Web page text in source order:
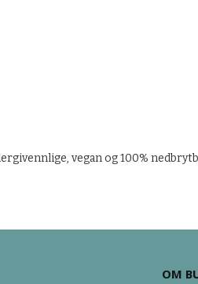
vegan og 100%
OM